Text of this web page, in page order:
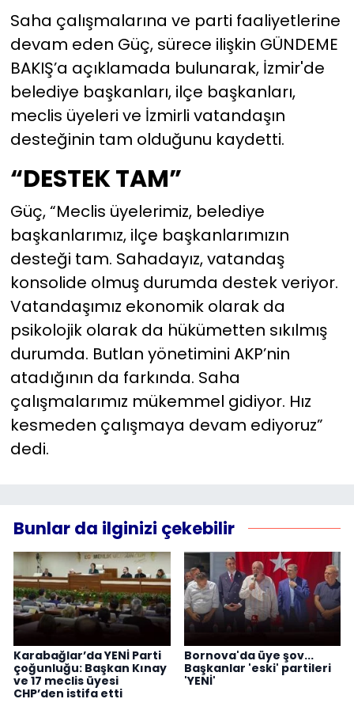
Saha çalışmalarına ve parti faaliyetlerine
devam eden Güç, sürece ilişkin GÜNDEME
BAKIŞ’a açıklamada bulunarak, İzmir'de
belediye başkanları, ilçe başkanları,
meclis üyeleri ve İzmirli vatandaşın
desteğinin tam olduğunu kaydetti.
“DESTEK TAM”
Güç, “Meclis üyelerimiz, belediye
başkanlarımız, ilçe başkanlarımızın
desteği tam. Sahadayız, vatandaş
konsolide olmuş durumda destek veriyor.
Vatandaşımız ekonomik olarak da
psikolojik olarak da hükümetten sıkılmış
durumda. Butlan yönetimini AKP’nin
atadığının da farkında. Saha
çalışmalarımız mükemmel gidiyor. Hız
kesmeden çalışmaya devam ediyoruz”
dedi.
Bunlar da ilginizi çekebilir
Karabağlar’da YENİ Parti
çoğunluğu: Başkan Kınay
ve 17 meclis üyesi
CHP’den istifa etti
Bornova'da üye şov...
Başkanlar 'eski' partileri
'YENİ'